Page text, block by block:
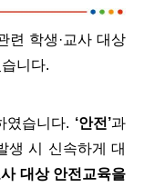
련 학생·교사 대상
니다.
였습니다. ‘안전’과
생 시 신속하게 대
대상 안전교육을